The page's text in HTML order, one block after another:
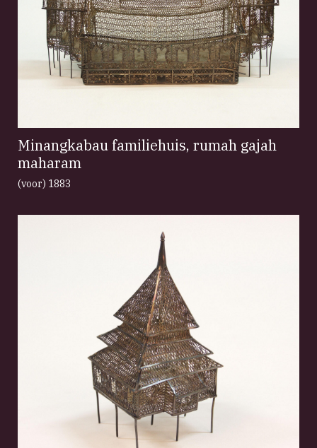
Minangkabau familiehuis, rumah gajah
maharam
(voor) 1883